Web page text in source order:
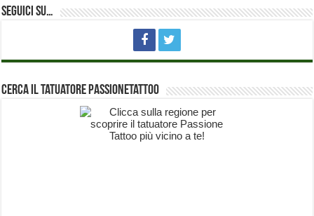
Seguici su…
Cerca il Tatuatore PassioneTattoo